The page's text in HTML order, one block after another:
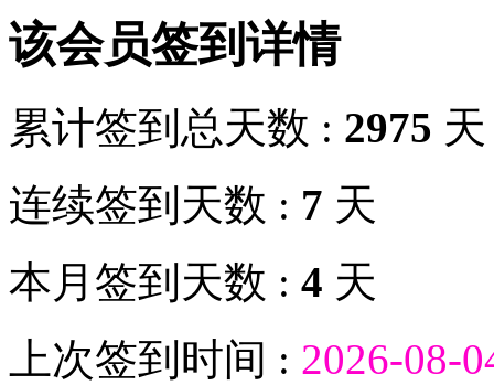
该会员签到详情
累计签到总天数 : 2975 天
连续签到天数 : 7 天
本月签到天数 : 4 天
上次签到时间 : 2026-08-